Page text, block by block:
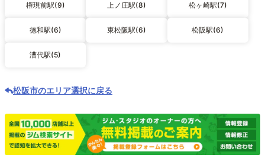
権現前駅(9) 上ノ庄駅(8) 松ヶ崎駅(7)
徳和駅(6) 東松阪駅(6) 松阪駅(6)
漕代駅(5)
松阪市のエリア選択に戻る